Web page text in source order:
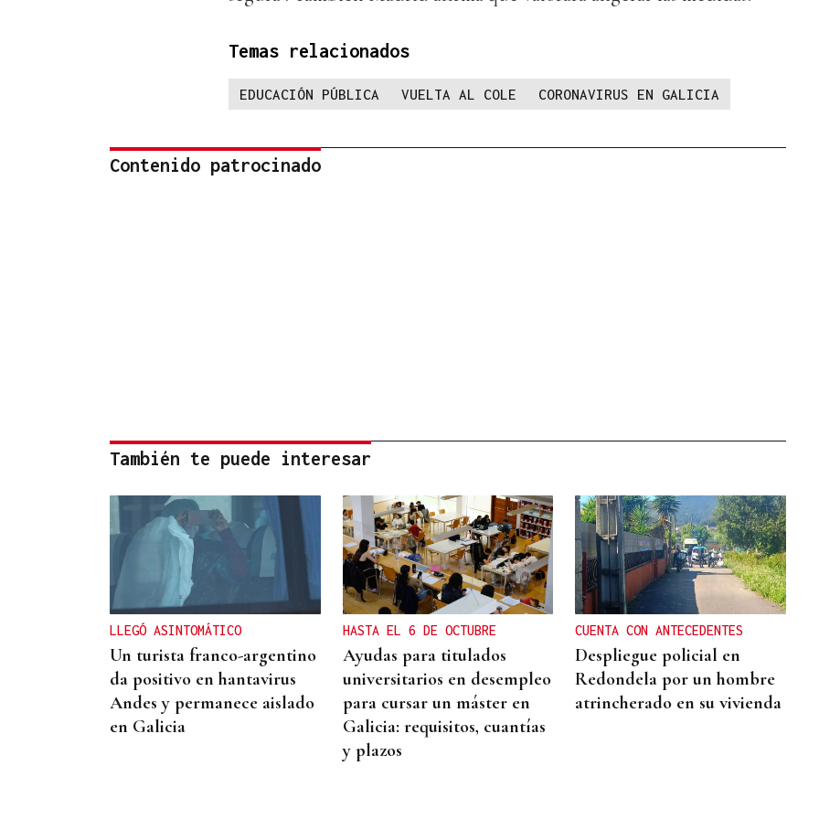
Temas relacionados
EDUCACIÓN PÚBLICA VUELTA AL COLE CORONAVIRUS EN GALICIA
Contenido patrocinado
También te puede interesar
LLEGÓ ASINTOMÁTICO
Un turista franco-argentino
da positivo en hantavirus
Andes y permanece aislado
en Galicia
HASTA EL 6 DE OCTUBRE
Ayudas para titulados
universitarios en desempleo
para cursar un máster en
Galicia: requisitos, cuantías
y plazos
CUENTA CON ANTECEDENTES
Despliegue policial en
Redondela por un hombre
atrincherado en su vivienda